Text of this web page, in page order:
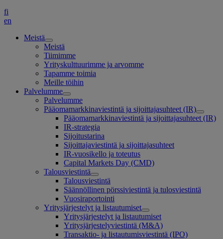
fi
en
Meistä
Meistä
Tiimimme
Yrityskulttuurimme ja arvomme
Tapamme toimia
Meille töihin
Palvelumme
Palvelumme
Pääomamarkkinaviestintä ja sijoittajasuhteet (IR)
Pääomamarkkinaviestintä ja sijoittajasuhteet (IR)
IR-strategia
Sijoitustarina
Sijoittajaviestintä ja sijoittajasuhteet
IR-vuosikello ja toteutus
Capital Markets Day (CMD)
Talousviestintä
Talousviestintä
Säännöllinen pörssiviestintä ja tulosviestintä
Vuosiraportointi
Yritysjärjestelyt ja listautumiset
Yritysjärjestelyt ja listautumiset
Yritysjärjestelyviestintä (M&A)
Transaktio- ja listautumisviestintä (IPO)